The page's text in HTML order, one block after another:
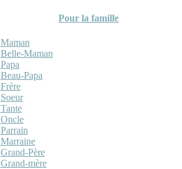
Pour la famille
Maman
Belle-Maman
Papa
Beau-Papa
Frère
Soeur
Tante
Oncle
Parrain
Marraine
Grand-Père
Grand-mère